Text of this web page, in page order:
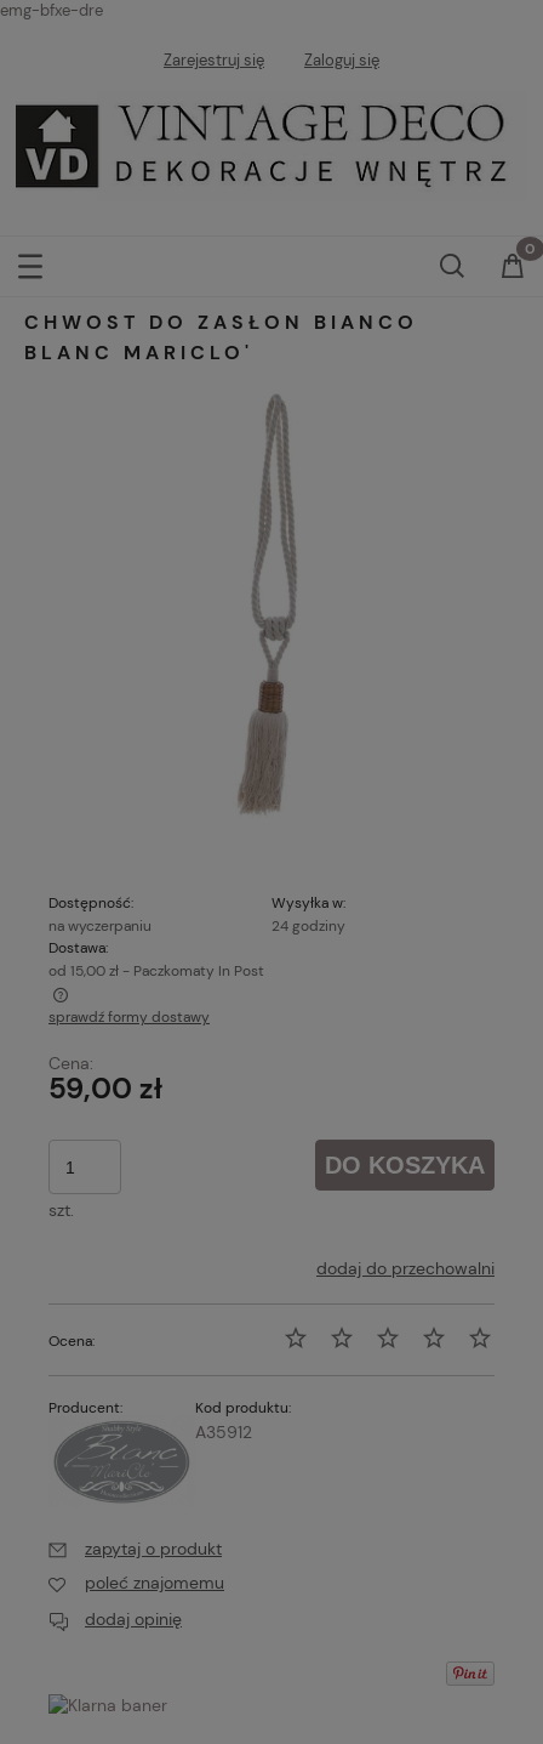
emg-bfxe-dre
Zarejestruj się Zaloguj się
CHWOST DO ZASŁON BIANCO
BLANC MARICLO'
Dostępność:
na wyczerpaniu
Wysyłka w:
24 godziny
Dostawa:
od 15,00 zł - Paczkomaty In Post
Cena nie zawiera ewentualnych kosztów płatności
sprawdź formy dostawy
Cena:
59,00 zł
szt.
DO KOSZYKA
dodaj do przechowalni
Ocena:
Producent: Kod produktu:
A35912
zapytaj o produkt
poleć znajomemu
dodaj opinię